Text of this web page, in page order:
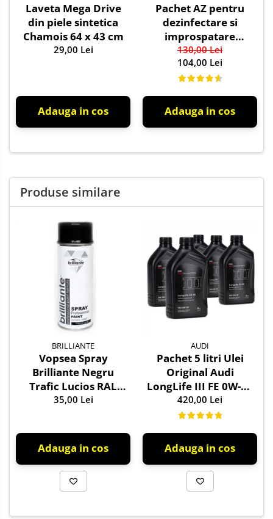
Laveta Mega Drive
din piele sintetica
Chamois 64 x 43 cm
29,00 Lei
Adauga in cos
Pachet AZ pentru
dezinfectare si
improspatare
instalatie auto AC
130,00 Lei
104,00 Lei
Adauga in cos
Produse similare
BRILLIANTE
Vopsea Spray
Brilliante Negru
Trafic Lucios RAL
9017 400 ml
35,00 Lei
Adauga in cos
AUDI
Pachet 5 litri Ulei
Original Audi
LongLife III FE 0W-30
GS55545D2 –
Aprobări VW 504.00 /
420,00 Lei
Adauga in cos